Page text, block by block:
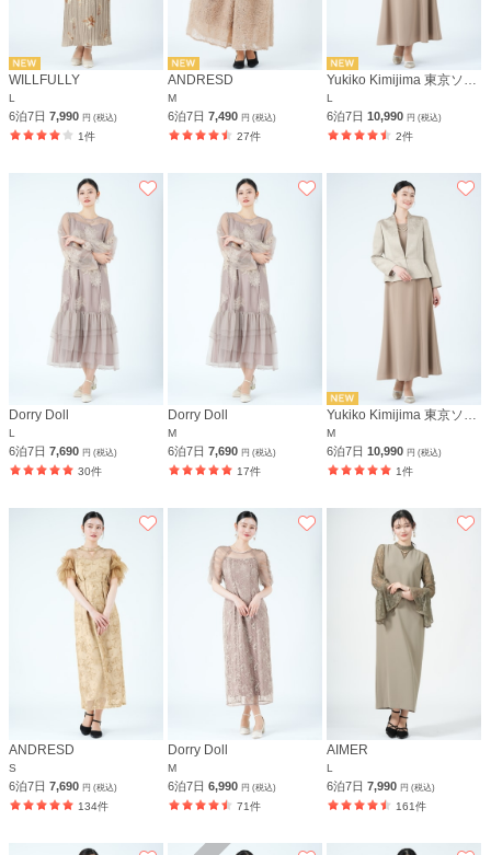
WILLFULLY
L
6泊7日 7,990 円 (税込)
1件
ANDRESD
M
6泊7日7,490円 (税込)
27件
Yukiko Kimijima 東京ソワール
L
6泊7日10,990円 (税込)
2件
Dorry Doll
L
6泊7日 7,690 円 (税込)
30件
Dorry Doll
M
6泊7日7,690円 (税込)
17件
Yukiko Kimijima 東京ソワール
M
6泊7日10,990円 (税込)
1件
ANDRESD
S
6泊7日 7,690 円 (税込)
134件
Dorry Doll
M
6泊7日6,990円 (税込)
71件
AIMER
L
6泊7日7,990円 (税込)
161件